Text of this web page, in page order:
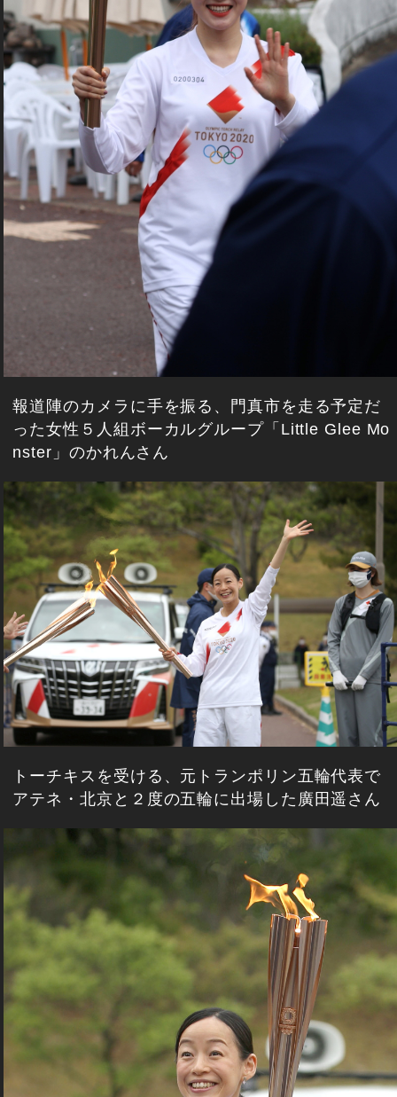
報道陣のカメラに手を振る、門真市を走る予定だ
った女性５人組ボーカルグループ「Little Glee Mo
nster」のかれんさん
トーチキスを受ける、元トランポリン五輪代表で
アテネ・北京と２度の五輪に出場した廣田遥さん